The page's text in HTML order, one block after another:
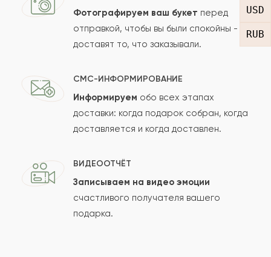
USD
RUB
Сколько будет
Отзыв будет опубликован после проверки.
Проверяем на спам.
Фотографируем ваш букет перед
отправкой, чтобы вы были спокойны -
доставят то, что заказывали.
СМС-ИНФОРМИРОВАНИЕ
Информируем обо всех этапах
доставки: когда подарок собран, когда
доставляется и когда доставлен.
ВИДЕООТЧЁТ
Записываем на видео эмоции
счастливого получателя вашего
подарка.